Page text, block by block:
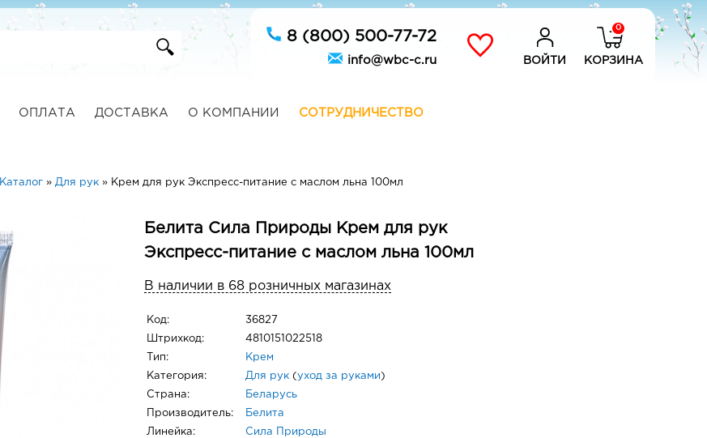
8 (800) 500-77-72
info@wbc-c.ru ВОЙТИ
0
КОРЗИНА
ОПЛАТА ДОСТАВКА О КОМПАНИИ СОТРУДНИЧЕСТВО
Каталог» Для рук» Крем для рук Экспресс-питание с маслом льна 100мл
Белита Сила Природы Крем для рук
Экспресс-питание с маслом льна 100мл
В наличии в 68 розничных магазинах
Код: 36827
Штрихкод: 4810151022518
Тип: Крем
Категория: Для рук ( уход за руками )
Страна: Беларусь
Производитель: Белита
Линейка: Сила Природы